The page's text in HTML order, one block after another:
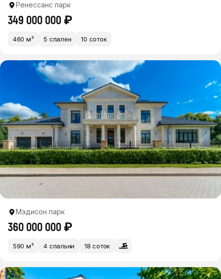
Ренессанс парк
349 000 000 ₽
460 м² 5 спален 10 соток
Мэдисон парк
360 000 000 ₽
590 м² 4 спальни 18 соток